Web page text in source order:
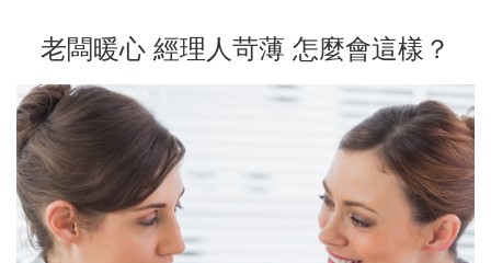
老闆暖心 經理人苛薄 怎麼會這樣？